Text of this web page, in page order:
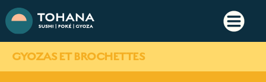
GYOZAS ET BROCHETTES